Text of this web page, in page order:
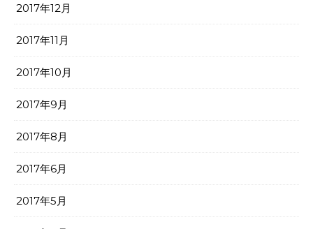
2017年12月
2017年11月
2017年10月
2017年9月
2017年8月
2017年6月
2017年5月